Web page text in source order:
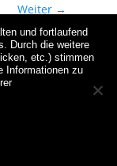
Weiter →
21. April
. Alle
Catch Themes
und fortlaufend
Durch die weitere
etc.) stimmen
Informationen zu